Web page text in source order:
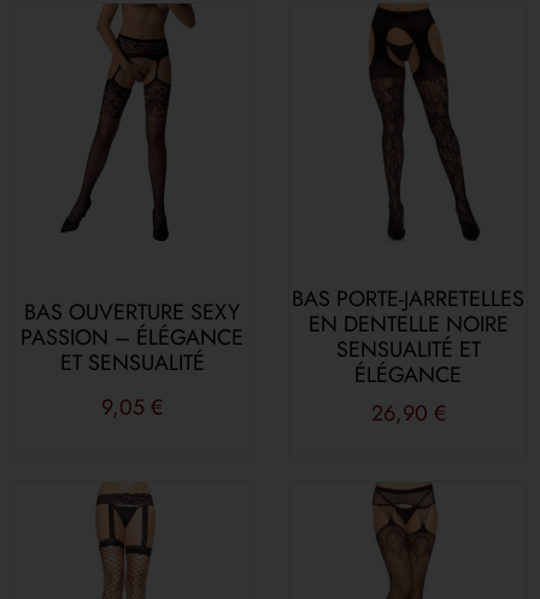
BAS OUVERTURE SEXY
PASSION – ÉLÉGANCE
ET SENSUALITÉ
9,05 €
BAS PORTE-JARRETELLES
EN DENTELLE NOIRE
SENSUALITÉ ET
ÉLÉGANCE
26,90 €